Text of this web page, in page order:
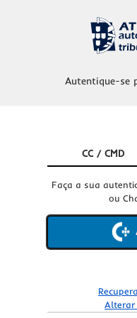
Autentique-se
CC / CMD
Faça a sua
ou
Alterar